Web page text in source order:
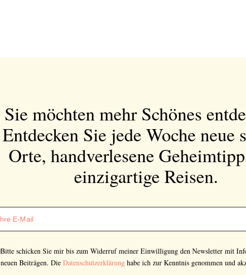
Sie möchten mehr Schönes
Entdecken Sie jede Woche neue
Orte, handverlesene
einzigartige Reisen.
Bitte schicken Sie mir bis zum Widerruf meiner Einwilligung den Newsletter mit
neuen Beiträgen. Die Datenschutzerklärung habe ich zur Kenntnis genommen und
Abonnieren Sie
unseren Newsletter
Entdecken Sie jede Woche neue schöne
Orte, handverlesene Geheimtipps und